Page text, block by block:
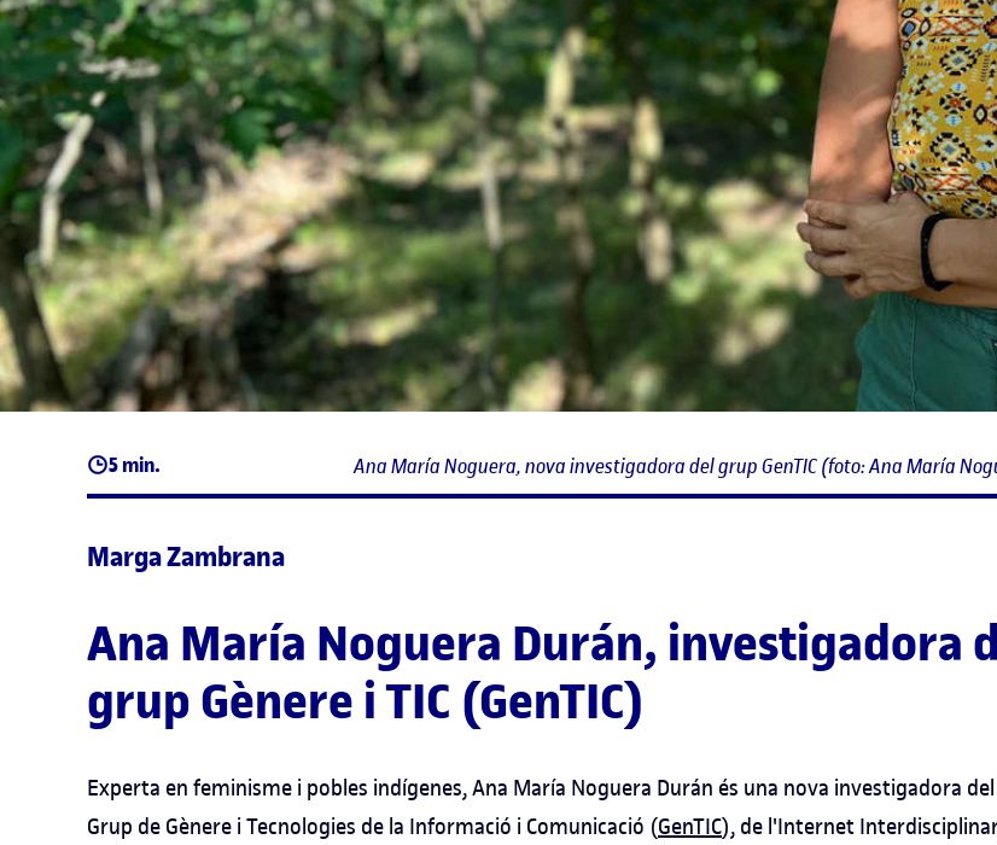
5 min. Ana María Noguera, nova investigadora del grup GenTIC (foto: Ana María
Marga Zambrana
Ana María Noguera Durán, investigadora
grup Gènere i TIC (GenTIC)
Experta en feminisme i pobles indígenes, Ana María Noguera Durán és una nova investigadora del
Grup de Gènere i Tecnologies de la Informació i Comunicació (GenTIC), de l'Internet